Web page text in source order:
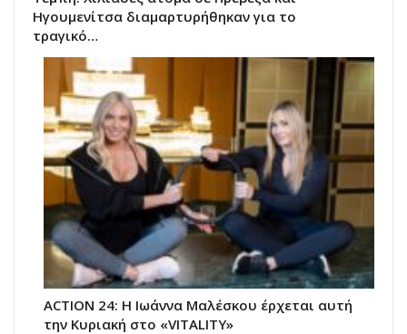
Ηγουμενίτσα διαμαρτυρήθηκαν για το
τραγικό…
ACTION 24: Η Ιωάννα Μαλέσκου έρχεται αυτή
την Κυριακή στο «VITALITY»